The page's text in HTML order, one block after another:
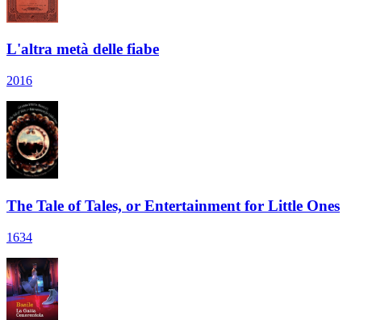
L'altra metà delle fiabe
2016
The Tale of Tales, or Entertainment for Little Ones
1634